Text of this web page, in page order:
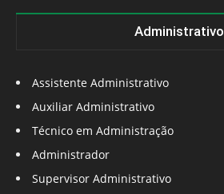
Administrativo
Assistente Administrativo
Auxiliar Administrativo
Técnico em Administração
Administrador
Supervisor Administrativo